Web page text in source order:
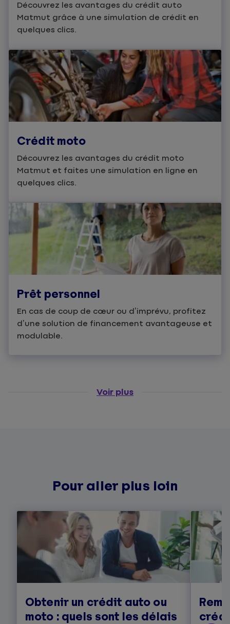
Découvrez les avantages du crédit auto
Matmut grâce à une simulation de crédit en
quelques clics.
Crédit moto
Découvrez les avantages du crédit moto
Matmut et faites une simulation en ligne en
quelques clics.
Prêt personnel
En cas de coup de cœur ou d’imprévu, profitez
d’une solution de financement avantageuse et
modulable.
Voir plus
Pour aller plus loin
Obtenir un crédit auto ou
moto : quels sont les délais